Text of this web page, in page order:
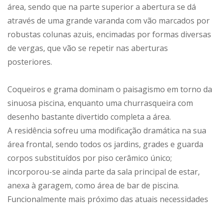
área, sendo que na parte superior a abertura se dá
através de uma grande varanda com vão marcados por
robustas colunas azuis, encimadas por formas diversas
de vergas, que vão se repetir nas aberturas
posteriores.
Coqueiros e grama dominam o paisagismo em torno da
sinuosa piscina, enquanto uma churrasqueira com
desenho bastante divertido completa a área.
A residência sofreu uma modificação dramática na sua
área frontal, sendo todos os jardins, grades e guarda
corpos substituídos por piso cerâmico único;
incorporou-se ainda parte da sala principal de estar,
anexa à garagem, como área de bar de piscina.
Funcionalmente mais próximo das atuais necessidades